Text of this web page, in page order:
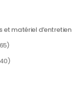
et matériel d’entretien